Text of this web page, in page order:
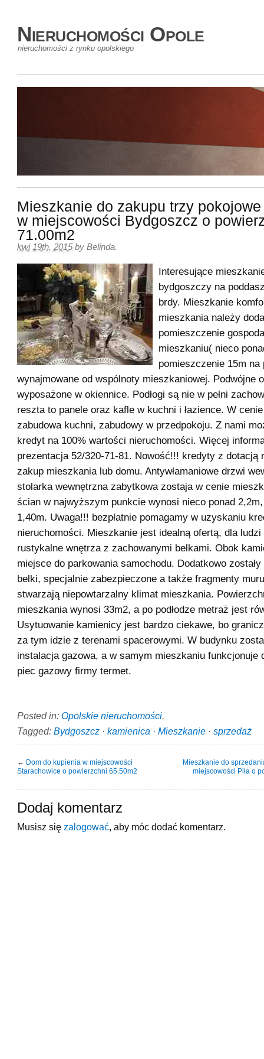
Nieruchomości Opole
nieruchomości z rynku opolskiego
Mieszkanie do zakupu trzy
w miejscowości Bydgoszcz o
71.00m2
kwi 19th, 2015 by Belinda.
Interesujące
bydgoszczy na
brdy. Mieszkanie
mieszkania należy
pomieszczenie
mieszkaniu( nieco
pomieszczenie 15m na
wynajmowane od wspólnoty mieszkaniowej. Podwójne
wyposażone w okiennice. Podłogi są nie w pełni
reszta to panele oraz kafle w kuchni i łazience. W
zabudowa kuchni, zabudowy w przedpokoju. Z nami
kredyt na 100% wartości nieruchomości. Więcej
prezentacja 52/320-71-81. Nowość!!! kredyty z dotacją
zakup mieszkania lub domu. Antywłamaniowe drzwi
stolarka wewnętrzna zabytkowa zostaja w cenie
ścian w najwyższym punkcie wynosi nieco ponad
1,40m. Uwaga!!! bezpłatnie pomagamy w uzyskaniu
nieruchomości. Mieszkanie jest idealną ofertą, dla
rustykalne wnętrza z zachowanymi belkami. Obok
miejsce do parkowania samochodu. Dodatkowo
belki, specjalnie zabezpieczone a także fragmenty
stwarzają niepowtarzalny klimat mieszkania.
mieszkania wynosi 33m2, a po podłodze metraż jest
Usytuowanie kamienicy jest bardzo ciekawe, bo
za tym idzie z terenami spacerowymi. W budynku
instalacja gazowa, a w samym mieszkaniu funkcjonuje
piec gazowy firmy termet.
Posted in: Opolskie nieruchomości.
Tagged: Bydgoszcz · kamienica · Mieszkanie · sprzedaż
← Dom do kupienia w miejscowości
Starachowice o powierzchni 65.50m2
Mieszkanie do
miejscowości Piła o
Dodaj komentarz
Musisz się zalogować , aby móc dodać komentarz.